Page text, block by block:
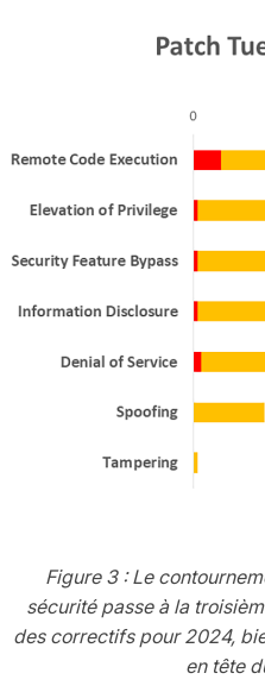
Figure 3 : Le
sécurité passe à la
des correctifs pour 2024,
en tête